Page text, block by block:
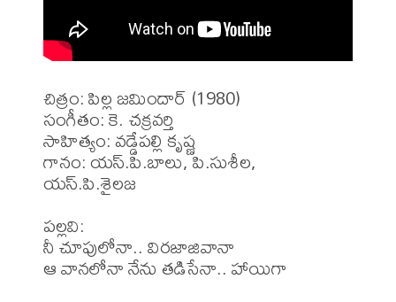
చిత్రం: పిల్ల జమిందార్ (1980)
సంగీతం: కె. చక్రవర్తి
సాహిత్యం: వడ్డేపల్లి కృష్ణ
గానం: యస్.పి.బాలు, పి.సుశీల,
యస్.పి.శైలజ
పల్లవి:
నీ చూపులోనా.. విరజాజివానా
ఆ వానలోనా నేను తడిసేనా.. హాయిగా